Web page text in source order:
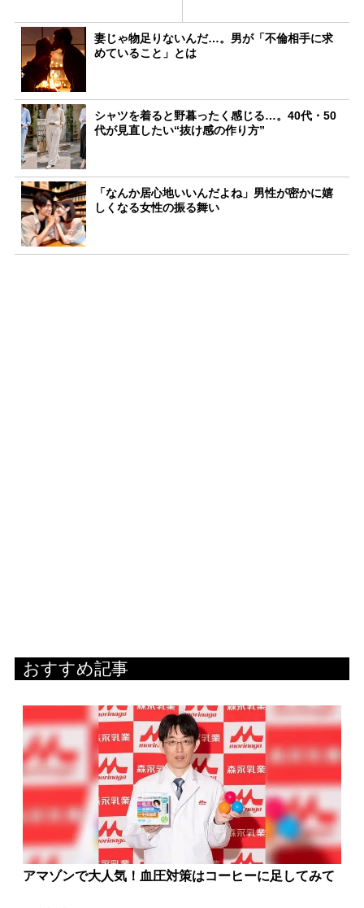
妻じゃ物足りないんだ…。男が「不倫相手に求
めていること」とは
シャツを着ると野暮ったく感じる…。40代・50
代が見直したい“抜け感の作り方”
「なんか居心地いいんだよね」男性が密かに嬉
しくなる女性の振る舞い
おすすめ記事
アマゾンで大人気！血圧対策はコーヒーに足してみて